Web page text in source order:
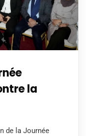
la
de la Journée